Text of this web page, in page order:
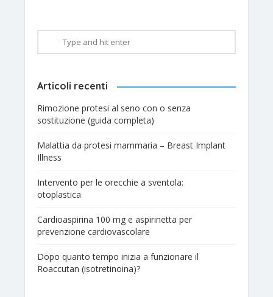
Articoli recenti
Rimozione protesi al seno con o senza
sostituzione (guida completa)
Malattia da protesi mammaria – Breast Implant
Illness
Intervento per le orecchie a sventola:
otoplastica
Cardioaspirina 100 mg e aspirinetta per
prevenzione cardiovascolare
Dopo quanto tempo inizia a funzionare il
Roaccutan (isotretinoina)?